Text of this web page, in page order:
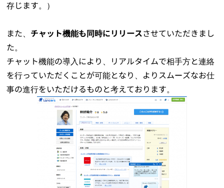
存じます。）
また、 チャット機能も同時にリリースさせていただきまし
た。
チャット機能の導入により、リアルタイムで相手方と連絡
を行っていただくことが可能となり、よりスムーズなお仕
事の進行をいただけるものと考えております。